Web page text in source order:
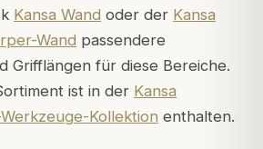
Kansa Wand oder der Kansa
Wand passendere
Grifflängen für diese Bereiche.
ist in der Kansa
Kollektion enthalten.